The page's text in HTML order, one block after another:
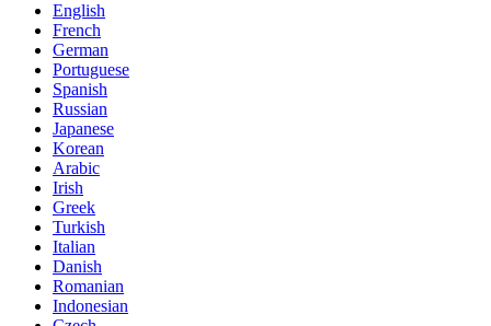
English
French
German
Portuguese
Spanish
Russian
Japanese
Korean
Arabic
Irish
Greek
Turkish
Italian
Danish
Romanian
Indonesian